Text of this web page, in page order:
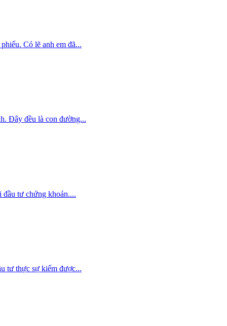
Có lẽ anh em đã...
Đây đều là con đường...
tư chứng khoán....
tư thực sự kiếm được...